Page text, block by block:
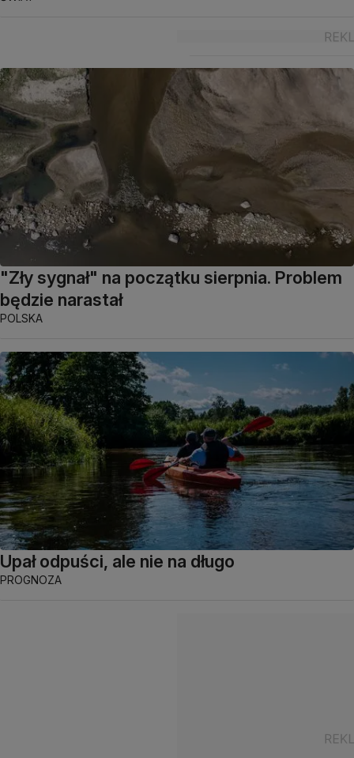
"Zły sygnał" na początku sierpnia. Problem
będzie narastał
POLSKA
Upał odpuści, ale nie na długo
PROGNOZA